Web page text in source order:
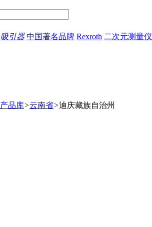
吸引器 中国著名品牌 Rexroth 二次元测量仪
产品库>云南省>迪庆藏族自治州